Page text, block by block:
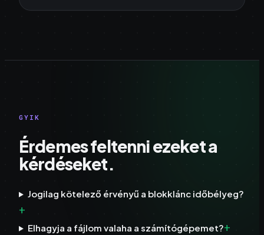
GYIK
Érdemes feltenni ezeket a
kérdéseket.
Jogilag kötelező érvényű a blokklánc időbélyeg?
+
Elhagyja a fájlom valaha a számítógépemet?+